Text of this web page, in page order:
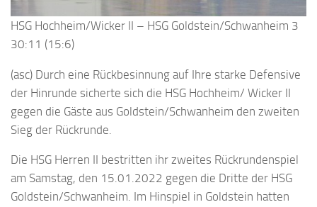
HSG Hochheim/Wicker II – HSG Goldstein/Schwanheim 3
30:11 (15:6)
(asc) Durch eine Rückbesinnung auf Ihre starke Defensive
der Hinrunde sicherte sich die HSG Hochheim/ Wicker II
gegen die Gäste aus Goldstein/Schwanheim den zweiten
Sieg der Rückrunde.
Die HSG Herren II bestritten ihr zweites Rückrundenspiel
am Samstag, den 15.01.2022 gegen die Dritte der HSG
Goldstein/Schwanheim. Im Hinspiel in Goldstein hatten